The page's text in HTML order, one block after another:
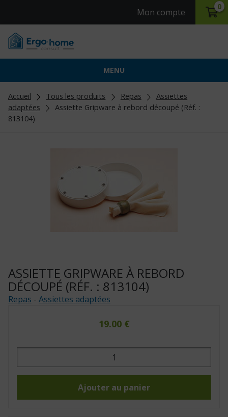
Mon compte
0
MENU
Accueil Tous les produits Repas
Assiettes
adaptées
Assiette Gripware à rebord découpé (Réf. :
813104)
ASSIETTE GRIPWARE À REBORD
DÉCOUPÉ (RÉF. : 813104)
Repas - Assiettes adaptées
19.00 €
quantité
Assiette
(Réf.
Ajouter au panier